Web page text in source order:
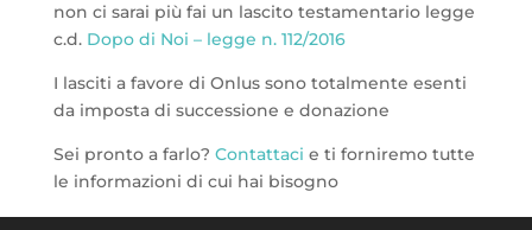
non ci sarai più fai un lascito testamentario legge
c.d. Dopo di Noi – legge n. 112/2016
I lasciti a favore di Onlus sono totalmente esenti
da imposta di successione e donazione
Sei pronto a farlo? Contattaci e ti forniremo tutte
le informazioni di cui hai bisogno